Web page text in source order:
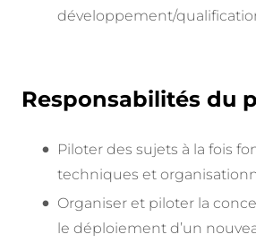
développement/
Responsabilités du
Piloter des sujets à la fois
techniques et
Organiser et piloter la
le déploiement d’un